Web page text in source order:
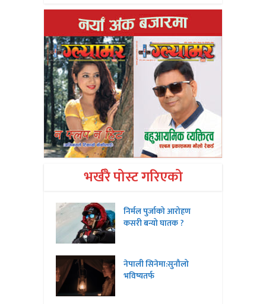
भर्खरै पोस्ट गरिएको
निर्मल पुर्जाको आरोहण
कसरी बन्यो घातक ?
नेपाली सिनेमा:सुनौलो
भविष्यतर्फ